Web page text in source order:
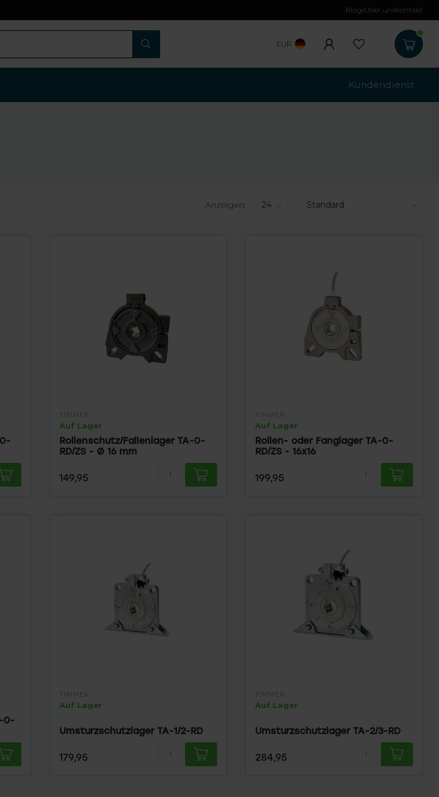
Kostenloser
BlogsÜber unsKontakt
EUR
Kundendienst
Anzeigen:
TIMMER
Auf Lager
Rollenschutz/Fallenlager TA-0-
RD/ZS - Ø 16 mm
149,95
TIMMER
Auf Lager
Rollen- oder Fanglager TA-0-
RD/ZS - 16x16
199,95
0-
TIMMER
Auf Lager
Umsturzschutzlager TA-1/2-RD
179,95
TIMMER
Auf Lager
Umsturzschutzlager TA-2/3-RD
284,95